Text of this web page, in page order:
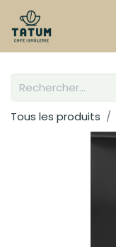
Tous les produits